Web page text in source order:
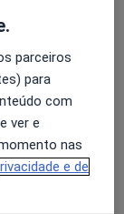
urinária:
+19
parceiros
para
com
ver e
nas
e de